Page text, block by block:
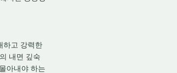
하고 강력한
내면 깊숙
아내야 하는